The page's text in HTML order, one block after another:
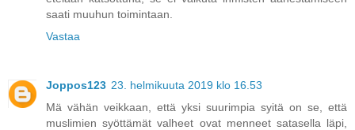
saati muuhun toimintaan.
Vastaa
Joppos123 23. helmikuuta 2019 klo 16.53
Mä vähän veikkaan, että yksi suurimpia syitä on se, että
muslimien syöttämät valheet ovat menneet satasella läpi,